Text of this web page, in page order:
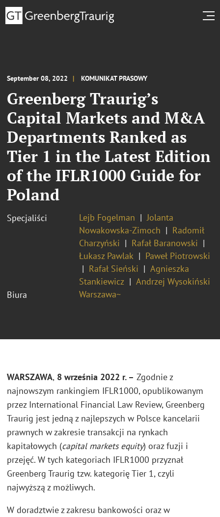
September 08, 2022 KOMUNIKAT PRASOWY
Greenberg Traurig’s
Capital Markets and M&A
Departments Ranked as
Tier 1 in the Latest Edition
of the IFLR1000 Guide for
Poland
Specjaliści Lejb Fogelman
Jolanta
Nowakowska-Zimoch
Radomił
Charzyński
Rafał Baranowski
Łukasz Pawlak
Paweł Piotrowski
Rafał Sieński
Agnieszka
Stankiewicz
Andrzej Wysokiński
Biura
Warszawa~
WARSZAWA, 8 września 2022 r. – Zgodnie z
najnowszym rankingiem IFLR1000, opublikowanym
przez International Financial Law Review, Greenberg
Traurig jest jedną z najlepszych w Polsce kancelarii
prawnych w zakresie transakcji na rynkach
kapitałowych (capital markets equity) oraz fuzji i
przejęć. W tych kategoriach IFLR1000 przyznał
Greenberg Traurig tzw. kategorię Tier 1, czyli
najwyższą z możliwych.
W doradztwie z zakresu bankowości oraz w